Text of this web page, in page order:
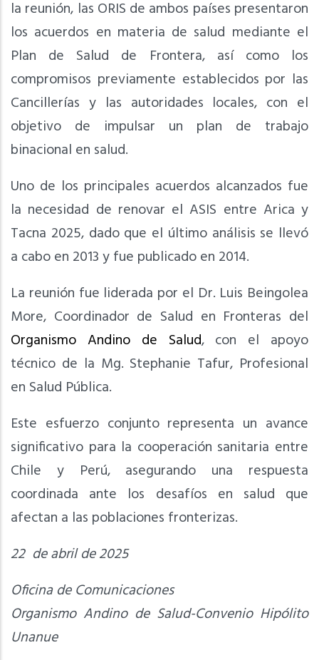
la reunión, las ORIS de ambos países presentaron
los acuerdos en materia de salud mediante el
Plan de Salud de Frontera, así como los
compromisos previamente establecidos por las
Cancillerías y las autoridades locales, con el
objetivo de impulsar un plan de trabajo
binacional en salud.
Uno de los principales acuerdos alcanzados fue
la necesidad de renovar el ASIS entre Arica y
Tacna 2025, dado que el último análisis se llevó
a cabo en 2013 y fue publicado en 2014.
La reunión fue liderada por el Dr. Luis Beingolea
More, Coordinador de Salud en Fronteras del
Organismo Andino de Salud, con el apoyo
técnico de la Mg. Stephanie Tafur, Profesional
en Salud Pública.
Este esfuerzo conjunto representa un avance
significativo para la cooperación sanitaria entre
Chile y Perú, asegurando una respuesta
coordinada ante los desafíos en salud que
afectan a las poblaciones fronterizas.
22 de abril de 2025
Oficina de Comunicaciones
Organismo Andino de Salud-Convenio Hipólito
Unanue